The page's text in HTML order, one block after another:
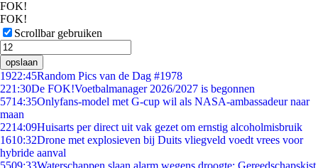
FOK!
FOK!
Scrollbar gebruiken
opslaan
1922:45Random Pics van de Dag #1978
221:30De FOK!Voetbalmanager 2026/2027 is begonnen
5714:35Onlyfans-model met G-cup wil als NASA-ambassadeur naar
maan
2214:09Huisarts per direct uit vak gezet om ernstig alcoholmisbruik
1610:32Drone met explosieven bij Duits vliegveld voedt vrees voor
hybride aanval
5509:33Waterschappen slaan alarm wegens droogte: Gereedschapskist